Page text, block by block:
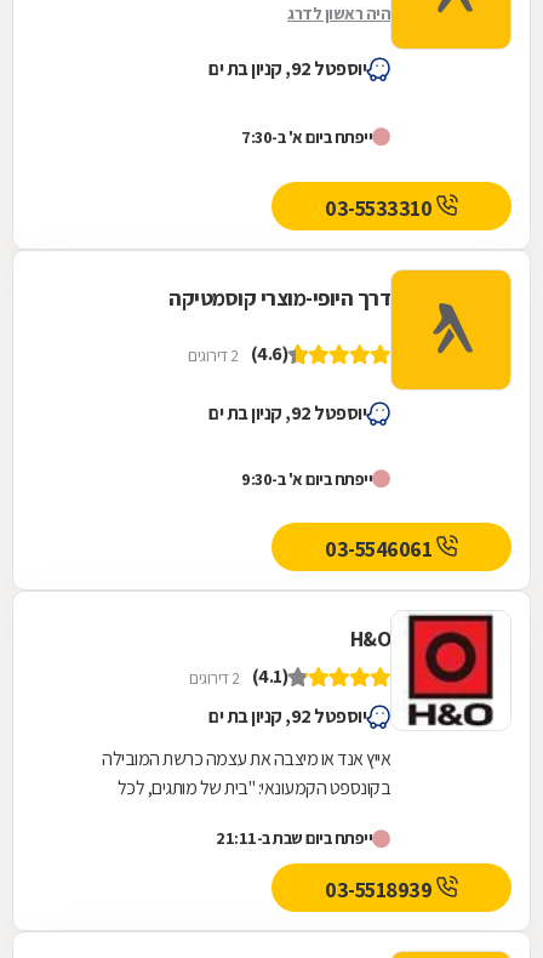
היה ראשון לדרג
יוספטל 92, קניון בת ים
ייפתח ביום א' ב-7:30
דרך היופי-מוצרי קוסמטיקה
(4.6) 2 דירוגים
יוספטל 92, קניון בת ים
ייפתח ביום א' ב-9:30
H&O
(4.1) 2 דירוגים
יוספטל 92, קניון בת ים
אייץ אנד או מיצבה את עצמה כרשת המובילה
בקונספט הקמעונאי: "בית של מותגים, לכל
ברוח זו.מרשתות...
ייפתח ביום שבת ב-21:11